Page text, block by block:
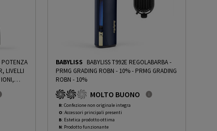
POTENZA
LIVELLI
ROBN
BABYLISS BABYLISS T992E REGOLABARBA -
PRMG GRADING ROBN - 10%- PRMG GRADING
ROBN - 10%
MOLTO BUONO
R: Confezione non originale integra
O: Accessori principali presenti
B: Estetica prodotto ottima
N: Prodotto funzionante